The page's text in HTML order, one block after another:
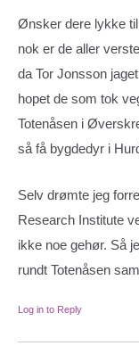
Ønsker dere lykke
nok er de aller
da Tor Jonsson
hopet de som tok
Totenåsen i
så få bygdedyr i
Selv drømte jeg
Research Institute
ikke noe gehør. Så
rundt Totenåsen
Log in to Reply